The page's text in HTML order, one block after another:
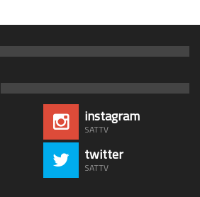
instagram
SATTV
twitter
SATTV